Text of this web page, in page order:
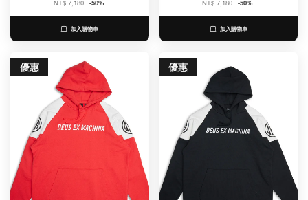
NT$ 7,180 -50%
加入購物車
NT$ 7,180 -50%
加入購物車
優惠 優惠